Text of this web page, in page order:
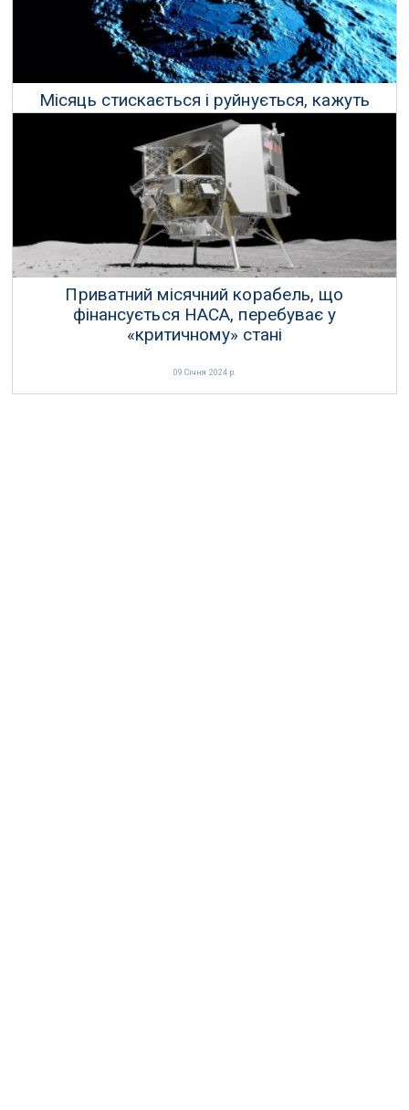
Місяць стискається і руйнується, кажуть
вчені
30 Січня 2024 р.
Приватний місячний корабель, що
фінансується НАСА, перебуває у
«критичному» стані
09 Січня 2024 р.